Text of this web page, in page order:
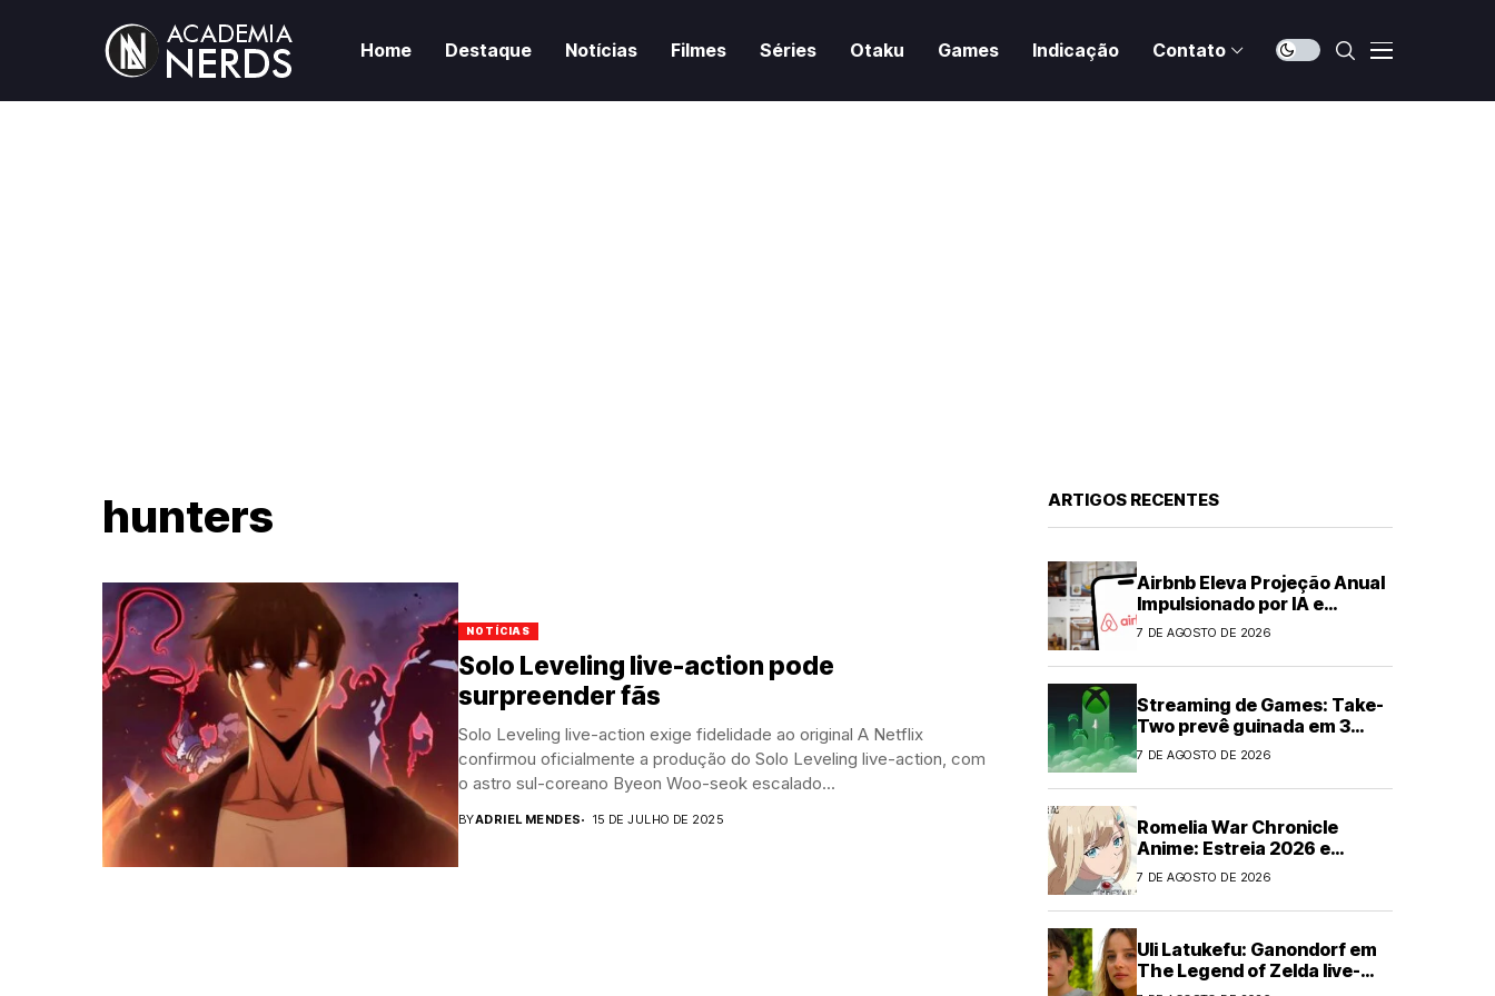
Home Destaque Notícias Filmes Séries Otaku Games Indicação Contato
hunters
NOTÍCIAS
Solo Leveling live-action pode
surpreender fãs
Solo Leveling live-action exige fidelidade ao original A Netflix
confirmou oficialmente a produção do Solo Leveling live-action, com
o astro sul-coreano Byeon Woo-seok escalado...
BYADRIEL MENDES 15 DE JULHO DE 2025
ARTIGOS RECENTES
Airbnb Eleva Projeção Anual
Impulsionado por IA e
Demanda Forte
7 DE AGOSTO DE 2026
Streaming de Games: Take-
Two prevê guinada em 3
anos
7 DE AGOSTO DE 2026
Romelia War Chronicle
Anime: Estreia 2026 e
Elenco Anunciados
7 DE AGOSTO DE 2026
Uli Latukefu: Ganondorf em
The Legend of Zelda live-
action